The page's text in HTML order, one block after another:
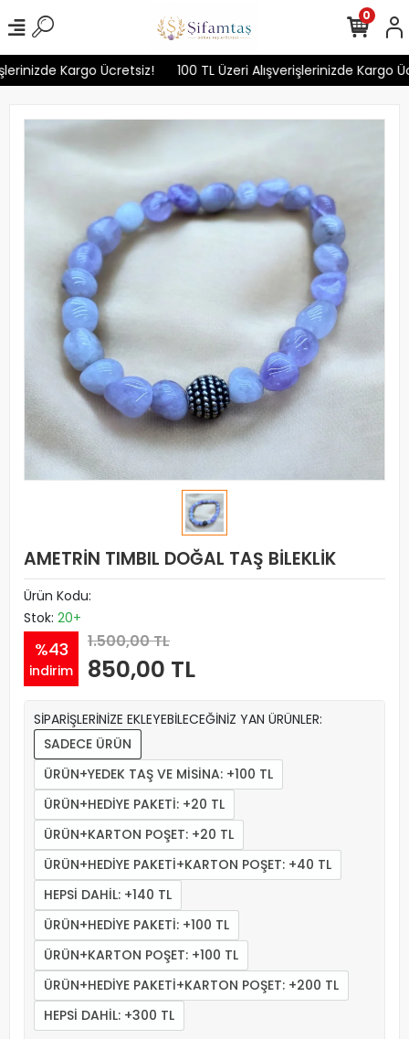
Kargo Ücretsiz! 100 TL Üzeri Alışverişlerinizde Kargo
0
AMETRİN TIMBIL DOĞAL TAŞ BİLEKLİK
Ürün Kodu:
Stok: 20+
%43
indirim
1.500,00 TL
850,00 TL
SİPARİŞLERİNİZE EKLEYEBİLECEĞİNİZ YAN ÜRÜNLER:
SADECE ÜRÜN
ÜRÜN+YEDEK TAŞ VE MİSİNA: +100 TL
ÜRÜN+HEDİYE PAKETİ: +20 TL
ÜRÜN+KARTON POŞET: +20 TL
ÜRÜN+HEDİYE PAKETİ+KARTON POŞET: +40 TL
HEPSİ DAHİL: +140 TL
ÜRÜN+HEDİYE PAKETİ: +100 TL
ÜRÜN+KARTON POŞET: +100 TL
ÜRÜN+HEDİYE PAKETİ+KARTON POŞET: +200 TL
HEPSİ DAHİL: +300 TL